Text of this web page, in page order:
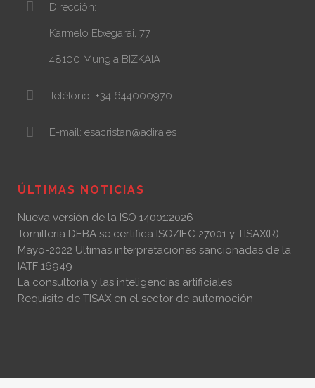
Dirección:
Karmelo Etxegarai, 77
48100 Mungia BIZKAIA
Teléfono: +34 644000970
E-mail: esacristan@adira.es
ÚLTIMAS NOTICIAS
Nueva versión de la ISO 14001:2026
Tornillería DEBA se certifica ISO/IEC 27001 y TISAX(R)
Mayo-2022 Últimas interpretaciones sancionadas de la
IATF 16949
La consultoría y las inteligencias artificiales
Requisito de TISAX en el sector de automoción